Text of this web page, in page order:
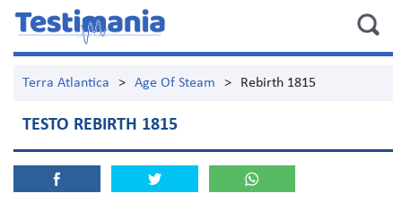
Terra Atlantica > Age Of Steam > Rebirth 1815
TESTO REBIRTH 1815